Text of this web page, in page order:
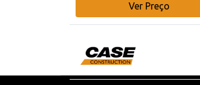
Ver Preço